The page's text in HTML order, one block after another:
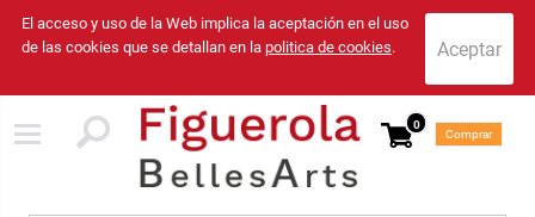
El acceso y uso de la Web implica la aceptación en el uso
de las cookies que se detallan en la politica de cookies.
0
Comprar